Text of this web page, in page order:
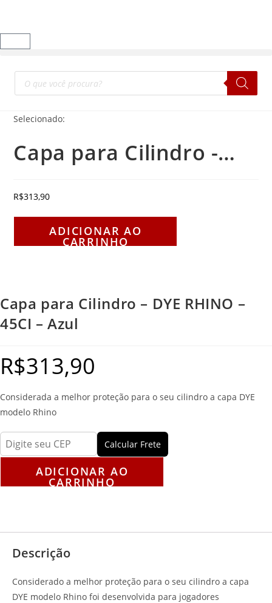
Selecionado:
Capa para Cilindro -…
R$313,90
ADICIONAR AO
CARRINHO
Capa para Cilindro – DYE RHINO –
45CI – Azul
R$313,90
Considerada a melhor proteção para o seu cilindro a capa DYE
modelo Rhino
Calcular Frete
ADICIONAR AO
CARRINHO
Descrição
Considerado a melhor proteção para o seu cilindro a capa
DYE modelo Rhino foi desenvolvida para jogadores